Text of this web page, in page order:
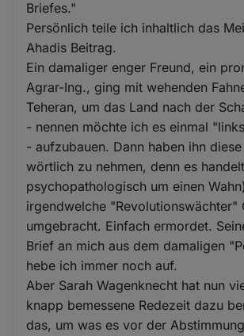
Briefes."
Persönlich teile ich inhaltlich das
Ahadis Beitrag.
Ein damaliger enger Freund, ein
Agrar-Ing., ging mit wehenden
Teheran, um das Land nach der
- nennen möchte ich es einmal
- aufzubauen. Dann haben ihn
wörtlich zu nehmen, denn es
psychopathologisch um einen
irgendwelche "Revolutionswächter"
umgebracht. Einfach ermordet.
Brief an mich aus dem damaligen
hebe ich immer noch auf.
Aber Sarah Wagenknecht hat nun
knapp bemessene Redezeit dazu
das, um was es vor der